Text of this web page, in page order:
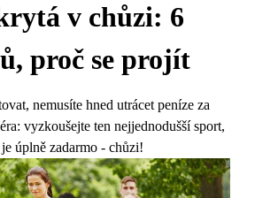
v chůzi: 6
proč se projít
nemusíte hned utrácet peníze za
vyzkoušejte ten nejjednodušší sport,
úplně zadarmo - chůzi!